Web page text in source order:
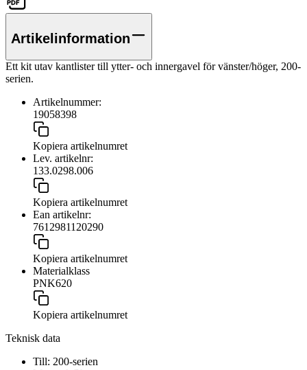
Artikelinformation
Ett kit utav kantlister till ytter- och innergavel för vänster/höger, 200-
serien.
Artikelnummer:
19058398
Kopiera artikelnumret
Lev. artikelnr:
133.0298.006
Kopiera artikelnumret
Ean artikelnr:
7612981120290
Kopiera artikelnumret
Materialklass
PNK620
Kopiera artikelnumret
Teknisk data
Till: 200-serien